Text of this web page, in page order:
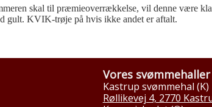
skal til præmieoverrækkelse, vil denne være
gult. KVIK-trøje på hvis ikke andet er aftalt.
Vores svømmehaller
Kastrup svømmehal (K)
Røllikevej 4, 2770